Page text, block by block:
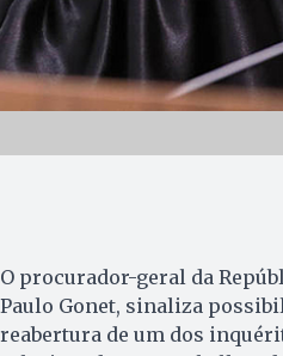
O procurador-geral da
Paulo Gonet, sinaliza
reabertura de um dos